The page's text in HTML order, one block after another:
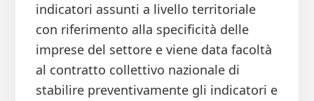
indicatori assunti a livello territoriale
con riferimento alla specificità delle
imprese del settore e viene data facoltà
al contratto collettivo nazionale di
stabilire preventivamente gli indicatori e